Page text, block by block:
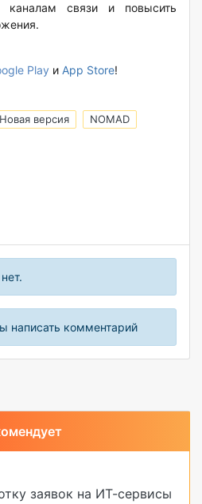
связи и повысить
Play и App Store!
Новая версия
NOMAD
написать комментарий
заявок на ИТ-сервисы